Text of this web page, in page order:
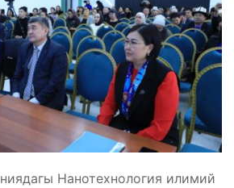
Нанотехнология илимий